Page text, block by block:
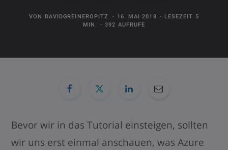
VON DAVIDGREINEROPITZ 16. MAI 2018
LESEZEIT 5
MIN.
392 AUFRUFE
Bevor wir in das Tutorial einsteigen, sollten
wir uns erst einmal anschauen, was Azure